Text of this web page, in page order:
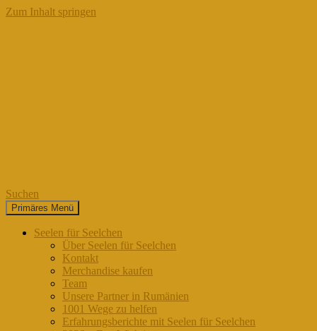
Zum Inhalt springen
Seelen für Seelchen
Suchen
Primäres Menü
Seelen für Seelchen
Über Seelen für Seelchen
Kontakt
Merchandise kaufen
Team
Unsere Partner in Rumänien
1001 Wege zu helfen
Erfahrungsberichte mit Seelen für Seelchen